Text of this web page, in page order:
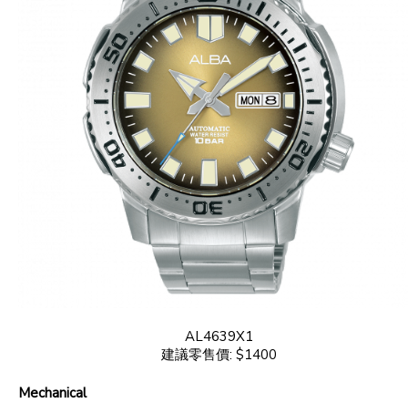
AL4639X1
建議零售價: $1400
Mechanical